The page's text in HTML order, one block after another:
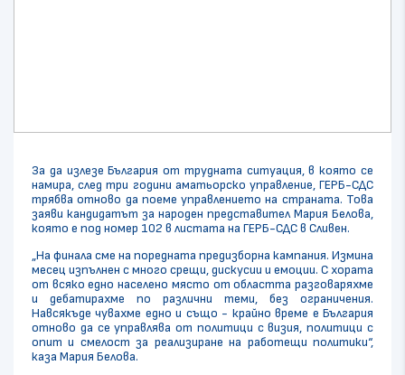
За да излезе България от трудната ситуация, в която се
намира, след три години аматьорско управление, ГЕРБ-СДС
трябва отново да поеме управлението на страната. Това
заяви кандидатът за народен представител Мария Белова,
която е под номер 102 в листата на ГЕРБ-СДС в Сливен.
„На финала сме на поредната предизборна кампания. Измина
месец изпълнен с много срещи, дискусии и емоции. С хората
от всяко едно населено място от областта разговаряхме
и дебатирахме по различни теми, без ограничения.
Навсякъде чувахме едно и също - крайно време е България
отново да се управлява от политици с визия, политици с
опит и смелост за реализиране на работещи политики“,
каза Мария Белова.